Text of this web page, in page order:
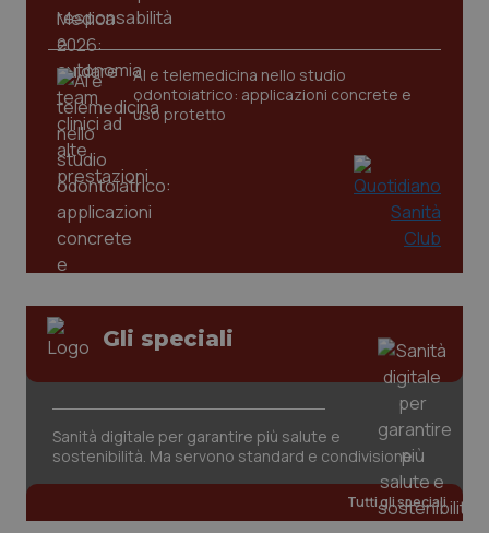
AI e telemedicina nello studio
odontoiatrico: applicazioni concrete e
uso protetto
Gli speciali
Sanità digitale per garantire più salute e
sostenibilità. Ma servono standard e condivisione
Tutti gli speciali
CookieScriptConsent
CookieScript
tracking-enable
www.quotidianosanita.it
www.quotidianosanita.it
2